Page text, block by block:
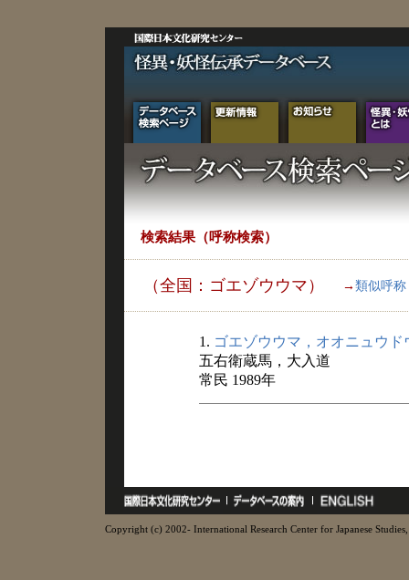
検索結果（呼称検索）
（全国：ゴエゾウウマ） → 類似呼称
1. ゴエゾウウマ，オオニュウド
五右衛蔵馬，大入道
常民 1989年
Copyright (c) 2002- International Research Center for Japanese